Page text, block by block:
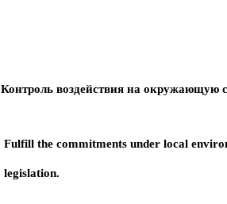
Контроль воздействия на окружающую
Fulfill the commitments under local
legislation.